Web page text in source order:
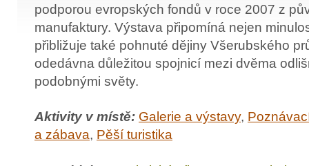
podporou evropských fondů v roce 2007 z
manufaktury. Výstava připomíná nejen
přibližuje také pohnuté dějiny Všerubského
odedávna důležitou spojnicí mezi dvěma
podobnými světy.
Aktivity v místě: Galerie a výstavy,
a zábava, Pěší turistika